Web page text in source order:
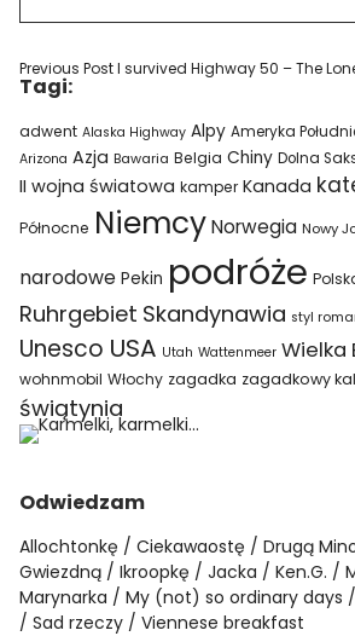
Previous PostI survived Highway 50 – The
Tagi:
adwent Alaska Highway Alpy Ameryka
Arizona Azja Bawaria Belgia Chiny Dolna
II wojna światowa kamper Kanada
Północne Niemcy Norwegia Nowy
narodowe Pekin podróże
Ruhrgebiet Skandynawia styl
Unesco USA Utah Wattenmeer Wielka
wohnmobil Włochy zagadka zagadkowy
świątynia
Odwiedzam
Allochtonkę Ciekawaostę Drugą
Gwiezdną
Ikroopkę Jacka Ken.G.
Marynarka
My (not) so ordinary days
Sad rzeczy
Viennese breakfast